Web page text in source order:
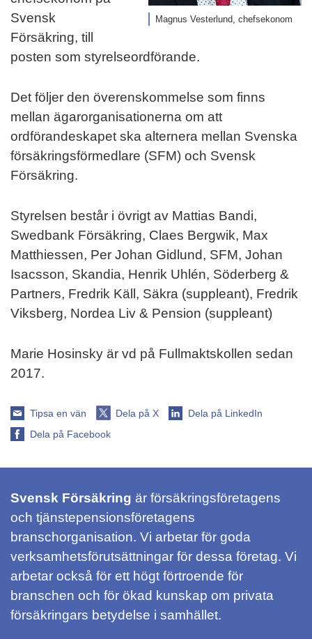
Magnus Vesterlund, chefsekonom
Svensk
Försäkring, till
posten som styrelseordförande.
Det följer den överenskommelse som finns
mellan ägarorganisationerna om att
ordförandeskapet ska alternera mellan Svenska
försäkringsförmedlare (SFM) och Svensk
Försäkring.
Styrelsen består i övrigt av Mattias Bandi,
Swedbank Försäkring, Claes Bergwik, Max
Matthiessen, Per Johan Gidlund, SFM, Johan
Isacsson, Skandia, Henrik Uhlén, Söderberg &
Partners, Fredrik Käll, Säkra (suppleant), Fredrik
Viksberg, Nordea Liv & Pension (suppleant)
Marie Hosinsky är vd på Fullmaktskollen sedan
2017.
Tipsa en vän Dela på X
Dela på LinkedIn
Dela på Facebook
Svensk Försäkring är försäkringsföretagens
och tjänstepensionsföretagens
branschorganisation. Vi arbetar för goda
verksamhetsförutsättningar för dessa företag. Vi
arbetar också för ett högt förtroende för
branschen och för ökad kunskap om privata
försäkringars betydelse i samhället.